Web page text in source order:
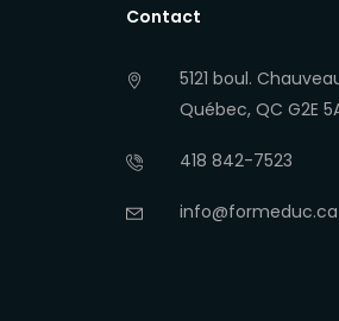
Contact
5121 boul.
Québec, QC G2E
418 842-7523
info@formeduc.ca